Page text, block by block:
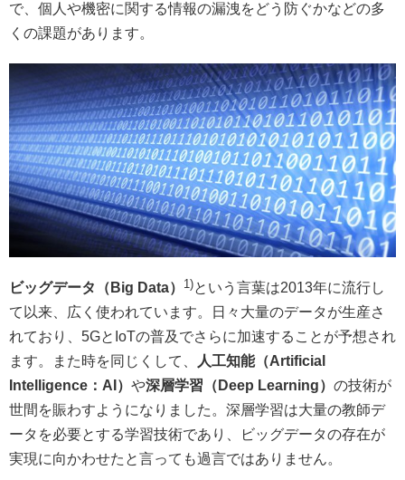
で、個人や機密に関する情報の漏洩をどう防ぐかなどの多
くの課題があります。
ビッグデータ（Big Data） 1)という言葉は2013年に流行し
て以来、広く使われています。日々大量のデータが生産さ
れており、5GとIoTの普及でさらに加速することが予想され
ます。また時を同じくして、
人工知能（Artificial
Intelligence：AI） や深層学習（Deep Learning） の技術が
世間を賑わすようになりました。深層学習は大量の教師デ
ータを必要とする学習技術であり、ビッグデータの存在が
実現に向かわせたと言っても過言ではありません。